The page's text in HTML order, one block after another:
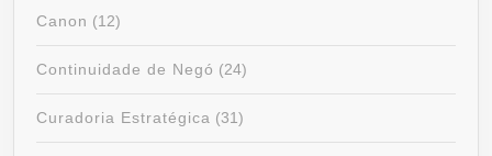
Canon (12)
Continuidade de Negó (24)
Curadoria Estratégica (31)